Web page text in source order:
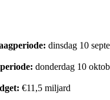
dinsdag 10
donderdag 10
€11,5 miljard